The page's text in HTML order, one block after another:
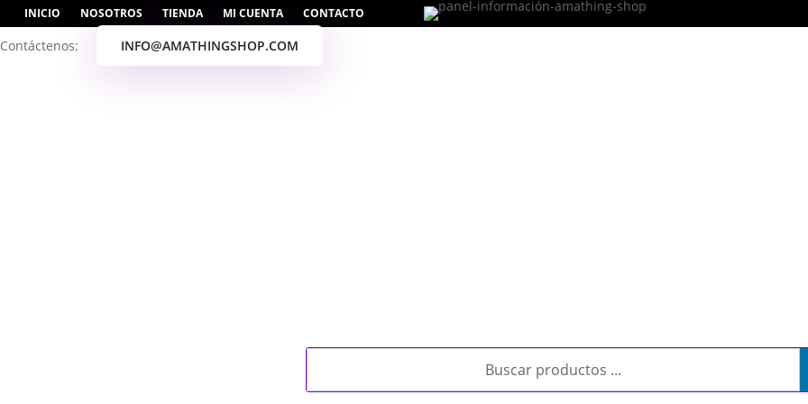
INICIO NOSOTROS TIENDA MI CUENTA CONTACTO
Contáctenos: INFO@AMATHINGSHOP.COM